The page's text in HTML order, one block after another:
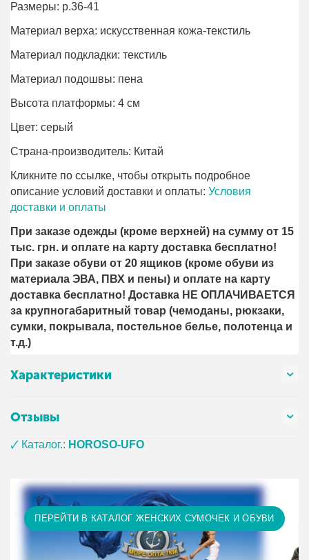
Размеры: р.36-41
Материал верха: искусственная кожа-текстиль
Материал подкладки: текстиль
Материал подошвы: пена
Высота платформы: 4 см
Цвет: серый
Страна-производитель: Китай
Кликните по ссылке, чтобы открыть подробное
описание условий доставки и оплаты:Условия
доставки и оплаты
При заказе одежды (кроме верхней) на сумму от 15
тыс. грн. и оплате на карту доставка бесплатно!
При заказе обуви от 20 ящиков (кроме обуви из
материала ЭВА, ПВХ и пены) и оплате на карту
доставка бесплатно! Доставка НЕ ОПЛАЧИВАЕТСЯ
за крупногабаритный товар (чемоданы, рюкзаки,
сумки, покрывала, постельное белье, полотенца и
т.д.)
Характеристики
Отзывы
🗸 Каталог.: HOROSO-UFO
ПЕРЕЙТИ В КАТАЛОГ ЖЕНСКИХ СУМОЧЕК И ОБУВИ